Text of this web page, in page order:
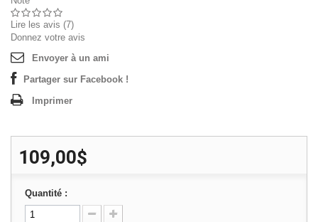
Lire les avis (7)
Donnez votre avis
Envoyer à un ami
Partager sur Facebook !
Imprimer
109,00$
Quantité :